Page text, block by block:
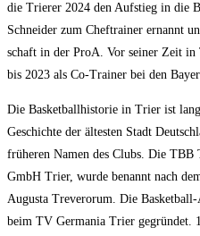
die Trie­rer 2024 den Auf­stieg in die
Schnei­der zum Chef­trai­ner ernannt
schaft in der ProA. Vor sei­ner Zeit in
bis 2023 als Co-Trai­ner bei den
Die Bas­ket­ball­his­to­rie in Trier ist
Geschich­te der ältes­ten Stadt
frü­he­ren Namen des Clubs. Die
GmbH Trier, wur­de benannt nach
Augus­ta Tre­verorum. Die
beim TV Ger­ma­nia Trier gegrün­det.